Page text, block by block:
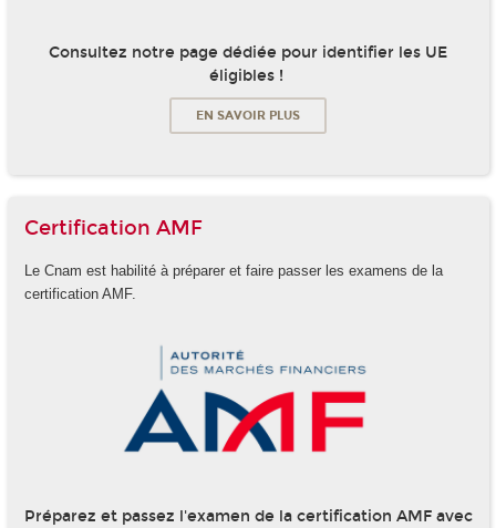
Consultez notre page dédiée pour identifier les UE
éligibles !
EN SAVOIR PLUS
Certification AMF
Le Cnam est habilité à préparer et faire passer les examens de la
certification AMF.
Préparez et passez l'examen de la certification AMF avec